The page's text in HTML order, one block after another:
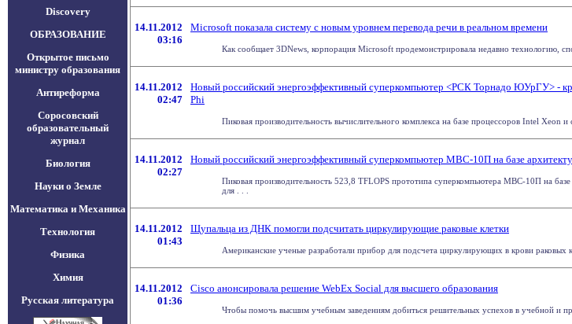
Discovery
ОБРАЗОВАНИЕ
Открытое письмо
министру образования
Антиреформа
Соросовский
образовательный
журнал
Биология
Науки о Земле
Математика и Механика
Технология
Физика
Химия
Русская литература
14.11.2012
03:16
Microsoft показала систему с новым уровнем перевода речи в реальном времени
Как сообщает 3DNews, корпорация Microsoft продемонстрировала недавно технологию,
14.11.2012
02:47
Новый российский энергоэффективный суперкомпьютер <РСК Торнадо ЮУрГУ> -
Phi
Пиковая производительность вычислительного комплекса на базе процессоров Intel
14.11.2012
02:27
Новый российский энергоэффективный суперкомпьютер МВС-10П на базе
Пиковая производительность 523,8 TFLOPS прототипа суперкомпьютера МВС-10П на
для . . .
14.11.2012
01:43
Щупальца из ДНК помогли подсчитать циркулирующие раковые клетки
Американские ученые разработали прибор для подсчета циркулирующих в крови раковых
14.11.2012
01:36
Cisco анонсировала решение WebEx Social для высшего образования
Чтобы помочь высшим учебным заведениям добиться решительных успехов в учебной и